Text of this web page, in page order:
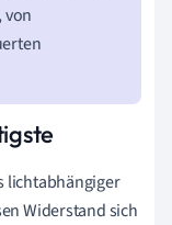
von
lichtabhängiger
Widerstand sich